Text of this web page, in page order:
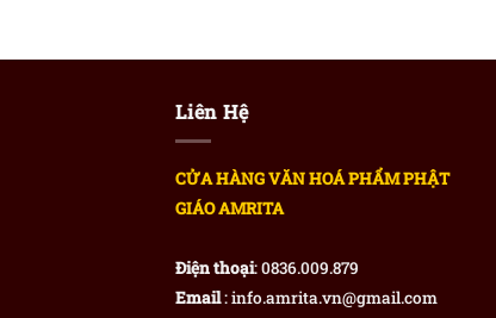
Liên Hệ
CỬA HÀNG VĂN HOÁ PHẨM PHẬT
GIÁO AMRITA
Điện thoại: 0836.009.879
Email: info.amrita.vn@gmail.com